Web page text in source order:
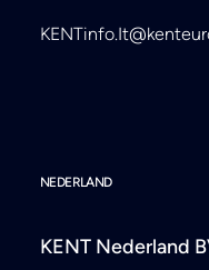
NEDERLAND
KENT Nederland